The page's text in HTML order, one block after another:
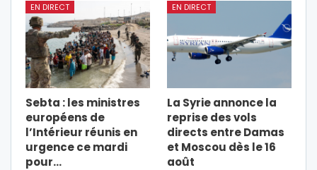
EN DIRECT
Sebta : les ministres
européens de
l’Intérieur réunis en
urgence ce mardi
pour…
EN DIRECT
La Syrie annonce la
reprise des vols
directs entre Damas
et Moscou dès le 16
août